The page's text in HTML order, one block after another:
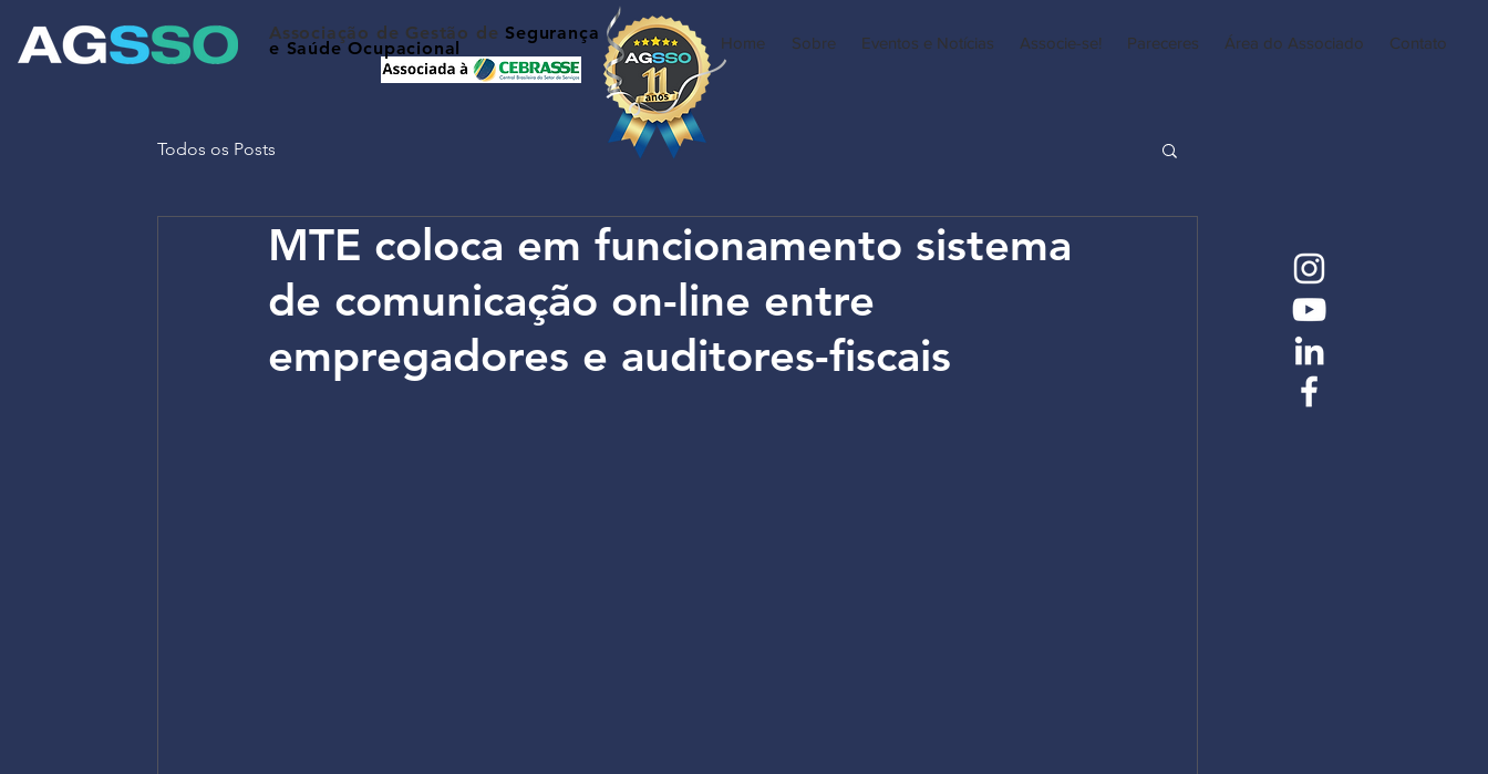
Associação de Gestão de Segurança
e Saúde Ocupacional Home Sobre Eventos e Notícias Associe-se! Pareceres Área do Associado Contato
Todos os Posts
MTE coloca em funcionamento sistema
de comunicação on-line entre
empregadores e auditores-fiscais